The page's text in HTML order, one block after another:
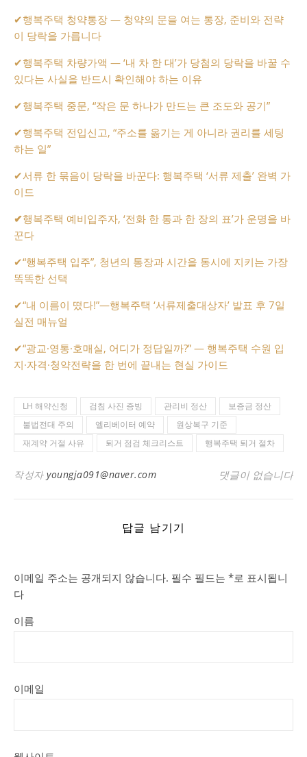
✔행복주택 청약통장 — 청약의 문을 여는 통장, 준비와 전략
이 당락을 가릅니다
✔행복주택 차량가액 — ‘내 차 한 대’가 당첨의 당락을 바꿀 수
있다는 사실을 반드시 확인해야 하는 이유
✔행복주택 중문, “작은 문 하나가 만드는 큰 조도와 공기”
✔행복주택 전입신고, “주소를 옮기는 게 아니라 권리를 세팅
하는 일”
✔서류 한 묶음이 당락을 바꾼다: 행복주택 ‘서류 제출’ 완벽 가
이드
✔행복주택 예비입주자, ‘전화 한 통과 한 장의 표’가 운명을 바
꾼다
✔“행복주택 입주”, 청년의 통장과 시간을 동시에 지키는 가장
똑똑한 선택
✔“내 이름이 떴다!”—행복주택 ‘서류제출대상자’ 발표 후 7일
실전 매뉴얼
✔“광교·영통·호매실, 어디가 정답일까?” — 행복주택 수원 입
지·자격·청약전략을 한 번에 끝내는 현실 가이드
LH 해약신청 검침 사진 증빙 관리비 정산
보증금 정산
불법전대 주의
엘리베이터 예약
원상복구 기준
재계약 거절 사유
퇴거 점검 체크리스트 행복주택 퇴거 절차
작성자 youngja091@naver.com 댓글이 없습니다
답글 남기기
이메일 주소는 공개되지 않습니다. 필수 필드는 *로 표시됩니
다
이름
이메일